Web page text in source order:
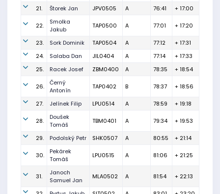
21. Štorek Jan JPV0505 A 76:41 + 17:00
22.
Smolka
Jakub
TAP0500 A 77:01 + 17:20
23. Sork Dominik TAP0504 A 77:12
+ 17:31
24.
Salaba Dan JIL0404 A 77:14
+ 17:33
25.
Racek Josef ZBM0400 A 78:35 + 18:54
26.
Černý
Antonín
TAP0402 B 78:37 + 18:56
27. Jelínek Filip LPU0514 A 78:59 + 19:18
28.
Doušek
Tomáš
TBM0401 A 79:34 + 19:53
29. Podolský Petr SHK0507 A 80:55 + 21:14
30.
Pekárek
Tomáš
LPU0515 A 81:06 + 21:25
31.
Janoch
Samuel Jan
MLA0502 A 81:54 + 22:13